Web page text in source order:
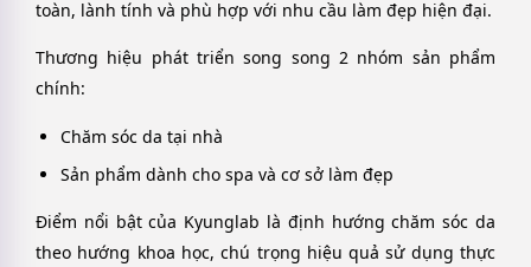
toàn, lành tính và phù hợp với nhu cầu làm đẹp hiện đại.
Thương hiệu phát triển song song 2 nhóm sản phẩm
chính:
Chăm sóc da tại nhà
Sản phẩm dành cho spa và cơ sở làm đẹp
Điểm nổi bật của Kyunglab là định hướng chăm sóc da
theo hướng khoa học, chú trọng hiệu quả sử dụng thực